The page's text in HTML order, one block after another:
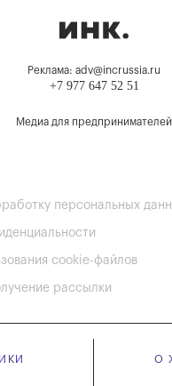
Реклама: adv@incrussia.ru
+7 977 647 52 51
Медиа для предпринимателей
персональных
cookie-файлов
рассылки
О